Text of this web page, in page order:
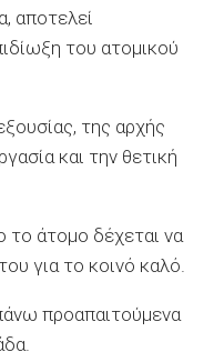
αποτελεί
του ατομικού
της αρχής
και την θετική
το άτομο δέχεται να
για το κοινό καλό.
προαπαιτούμενα